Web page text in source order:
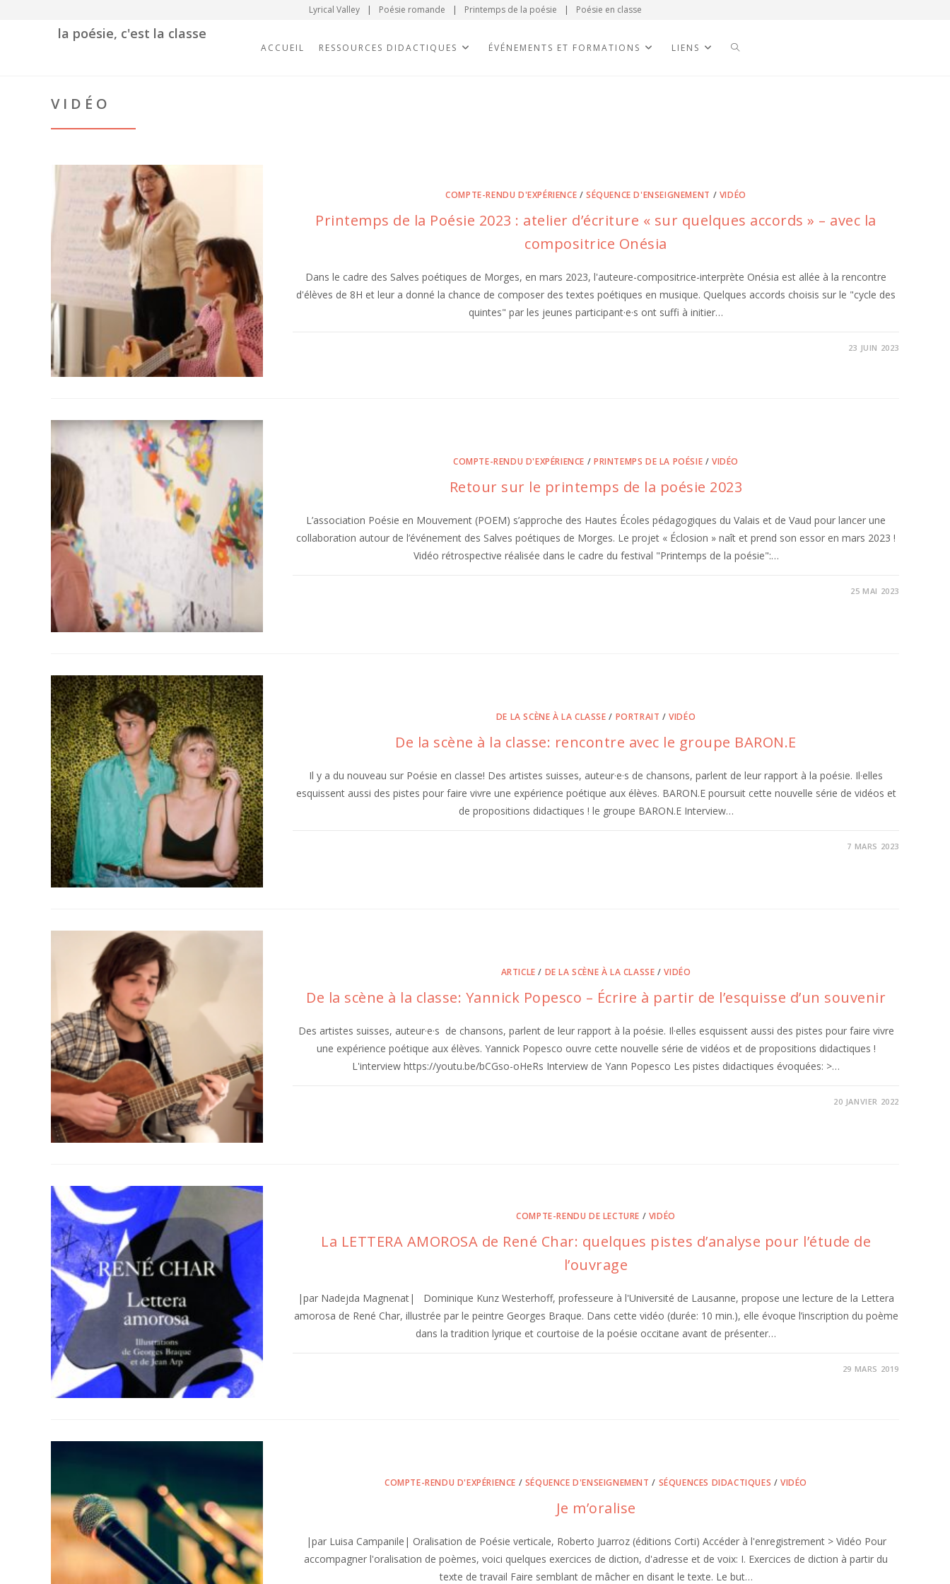
Lyrical Valley | Poésie romande | Printemps de la poésie | Poésie en classe
la poésie, c'est la classe
ACCUEIL RESSOURCES DIDACTIQUES ÉVÉNEMENTS ET FORMATIONS LIENS
VIDÉO
COMPTE-RENDU D'EXPÉRIENCE /SÉQUENCE D'ENSEIGNEMENT / VIDÉO
Printemps de la Poésie 2023 : atelier d’écriture « sur quelques accords » – avec la
compositrice Onésia
Dans le cadre des Salves poétiques de Morges, en mars 2023, l'auteure-compositrice-interprète Onésia est allée à la rencontre
d'élèves de 8H et leur a donné la chance de composer des textes poétiques en musique. Quelques accords choisis sur le "cycle des
quintes" par les jeunes participant·e·s ont suffi à initier…
23 JUIN 2023
COMPTE-RENDU D'EXPÉRIENCE / PRINTEMPS DE LA POÉSIE / VIDÉO
Retour sur le printemps de la poésie 2023
L’association Poésie en Mouvement (POEM) s’approche des Hautes Écoles pédagogiques du Valais et de Vaud pour lancer une
collaboration autour de l’événement des Salves poétiques de Morges. Le projet « Éclosion » naît et prend son essor en mars 2023 !
Vidéo rétrospective réalisée dans le cadre du festival "Printemps de la poésie":…
25 MAI 2023
DE LA SCÈNE À LA CLASSE / PORTRAIT /VIDÉO
De la scène à la classe: rencontre avec le groupe BARON.E
Il y a du nouveau sur Poésie en classe! Des artistes suisses, auteur·e·s de chansons, parlent de leur rapport à la poésie. Il·elles
esquissent aussi des pistes pour faire vivre une expérience poétique aux élèves. BARON.E poursuit cette nouvelle série de vidéos et
de propositions didactiques ! le groupe BARON.E Interview…
7 MARS 2023
ARTICLE / DE LA SCÈNE À LA CLASSE /VIDÉO
De la scène à la classe: Yannick Popesco – Écrire à partir de l’esquisse d’un souvenir
Des artistes suisses, auteur·e·s de chansons, parlent de leur rapport à la poésie. Il·elles esquissent aussi des pistes pour faire vivre
une expérience poétique aux élèves. Yannick Popesco ouvre cette nouvelle série de vidéos et de propositions didactiques !
L'interview https://youtu.be/bCGso-oHeRs Interview de Yann Popesco Les pistes didactiques évoquées: >…
20 JANVIER 2022
COMPTE-RENDU DE LECTURE / VIDÉO
La LETTERA AMOROSA de René Char: quelques pistes d’analyse pour l’étude de
l’ouvrage
|par Nadejda Magnenat| Dominique Kunz Westerhoff, professeure à l'Université de Lausanne, propose une lecture de la Lettera
amorosa de René Char, illustrée par le peintre Georges Braque. Dans cette vidéo (durée: 10 min.), elle évoque l’inscription du poème
dans la tradition lyrique et courtoise de la poésie occitane avant de présenter…
29 MARS 2019
COMPTE-RENDU D'EXPÉRIENCE / SÉQUENCE D'ENSEIGNEMENT / SÉQUENCES DIDACTIQUES / VIDÉO
Je m’oralise
|par Luisa Campanile| Oralisation de Poésie verticale, Roberto Juarroz (éditions Corti) Accéder à l'enregistrement > Vidéo Pour
accompagner l'oralisation de poèmes, voici quelques exercices de diction, d'adresse et de voix: I. Exercices de diction à partir du
texte de travail Faire semblant de mâcher en disant le texte. Le but…